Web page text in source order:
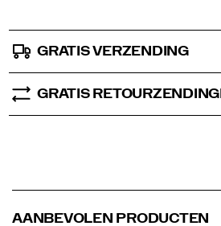
GRATIS VERZENDING
GRATIS
AANBEVOLEN PRODUCTEN